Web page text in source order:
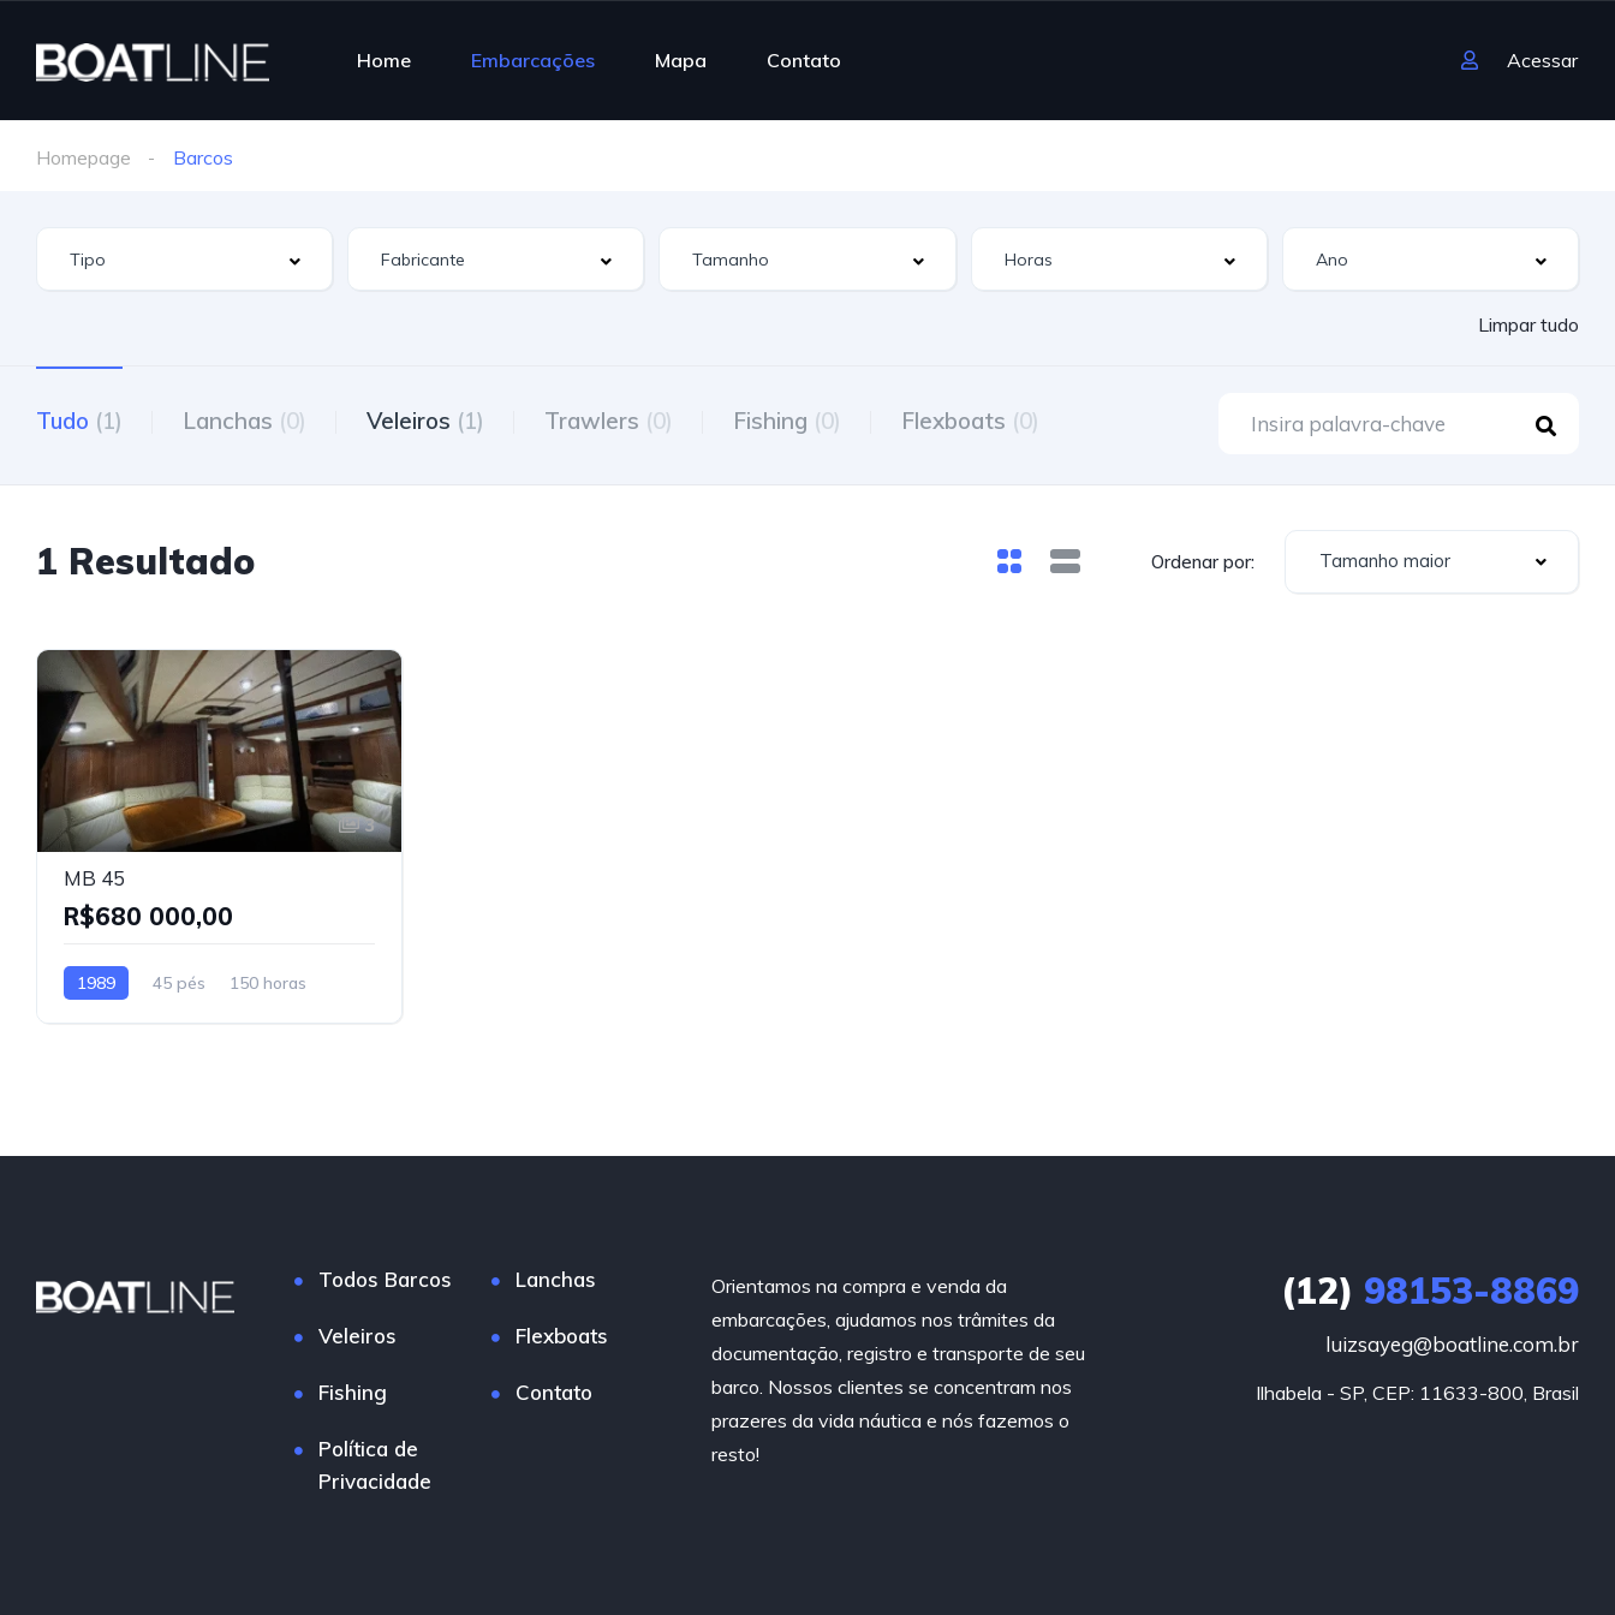
Home Embarcações Mapa Contato Acessar
Homepage Barcos
Limpar tudo
Tudo (1) Lanchas (0) Veleiros (1) Trawlers (0) Fishing (0) Flexboats (0)
1 Resultado Ordenar por: Tamanho maior
3
MB 45
R$680 000,00
1989 45 pés 150 horas
Todos Barcos Lanchas
Veleiros Flexboats
Fishing Contato
Política de
Privacidade
Orientamos na compra e venda da
embarcações, ajudamos nos trâmites da
documentação, registro e transporte de seu
barco. Nossos clientes se concentram nos
prazeres da vida náutica e nós fazemos o
resto!
(12) 98153-8869
luizsayeg@boatline.com.br
Ilhabela - SP, CEP: 11633-800, Brasil